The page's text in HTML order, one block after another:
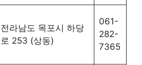
전라남도 목포시 하당
로 253 (상동)
061-
282-
7365